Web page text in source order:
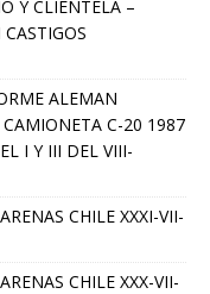
Y CLIENTELA –
ALEMAN
C-20 1987
I Y III DEL VIII-
CHILE XXXI-VII-
CHILE XXX-VII-